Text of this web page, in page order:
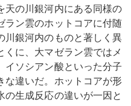
天の川銀河内にある同様の
ラン雲のホットコアに付随
川銀河内のものと著しく異
に、大マゼラン雲ではメ
イソシアン酸といった分子
な違いだ。ホットコアが形
生成反応の違いが一因と